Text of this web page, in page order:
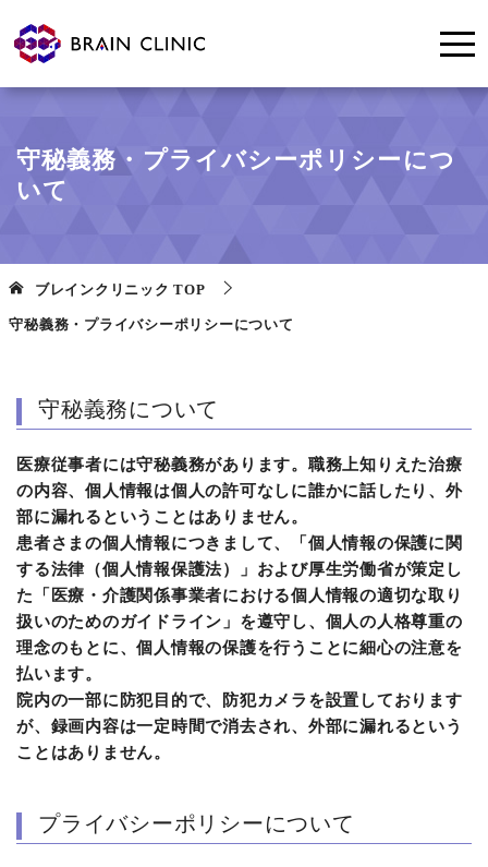
守秘義務・プライバシーポリシーにつ
いて
ブレインクリニック TOP
守秘義務・プライバシーポリシーについて
守秘義務について
医療従事者には守秘義務があります。職務上知りえた治療
の内容、個人情報は個人の許可なしに誰かに話したり、外
部に漏れるということはありません。
患者さまの個人情報につきまして、「個人情報の保護に関
する法律（個人情報保護法）」および厚生労働省が策定し
た「医療・介護関係事業者における個人情報の適切な取り
扱いのためのガイドライン」を遵守し、個人の人格尊重の
理念のもとに、個人情報の保護を行うことに細心の注意を
払います。
院内の一部に防犯目的で、防犯カメラを設置しております
が、録画内容は一定時間で消去され、外部に漏れるという
ことはありません。
プライバシーポリシーについて